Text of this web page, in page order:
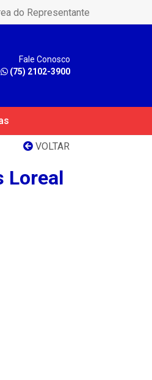
do Representante
Fale Conosco
(75) 2102-3900
VOLTAR
Loreal